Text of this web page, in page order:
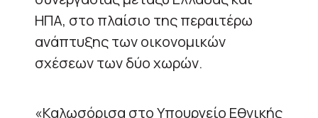
ΗΠΑ, στο πλαίσιο της περαιτέρω
ανάπτυξης των οικονομικών
σχέσεων των δύο χωρών.
«Καλωσόρισα στο Υπουργείο Εθνικής